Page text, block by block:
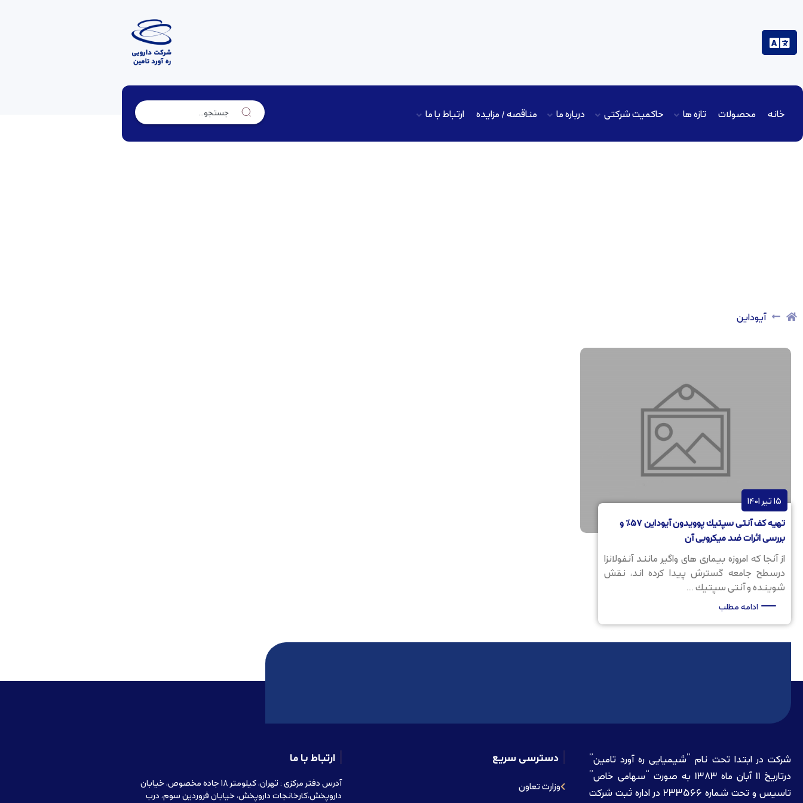
خانه محصولات تازه ها حاکمیت شرکتی درباره ما مناقصه / مزایده ارتباط با ما
آيوداين
15 تیر 1401
تهيه كف آنتی سپتيك پوويدون آيوداين 57% و
بررسی اثرات ضد ميكروبی آن
از آنجا كه امروزه بیماری های واگیر مانند آنفولانزا
درسطح جامعه گسترش پیدا كرده اند، نقش
شوینده و آنتی سپتیك ...
ادامه مطلب
شرکت در ابتدا تحت نام ”شیمیایی ره آورد تامين”
درتاريخ 11 آبان ماه 1383 به صورت “سهامی خاص”
تاسيس و تحت شماره 233566 در اداره ثبت شرکت
دسترسی سریع
وزارت تعاون
ارتباط با ما
آدرس دفتر مرکزی : تهران، کیلومتر 18 جاده مخصوص، خیابان
داروپخش،کارخانجات داروپخش، خیابان فروردین سوم، درب